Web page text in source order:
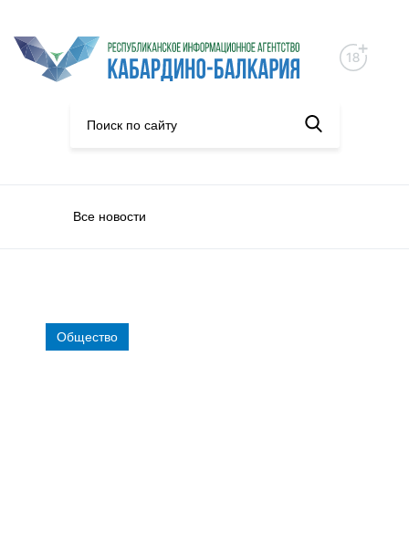
Все новости
Общество